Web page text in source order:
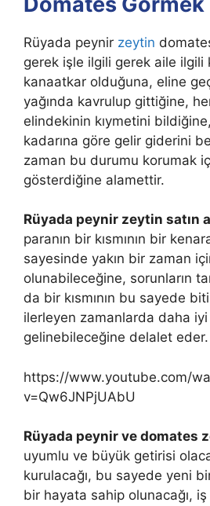
Rüyada peynir zeytin
gerek işle ilgili gerek aile ilgili
kanaatkar olduğuna, eline
yağında kavrulup gittiğine,
elindekinin kıymetini
kadarına göre gelir giderini
zaman bu durumu korumak
gösterdiğine alamettir.
Rüyada peynir zeytin satın
paranın bir kısmının bir
sayesinde yakın bir zaman
olunabileceğine, sorunların
da bir kısmının bu sayede
ilerleyen zamanlarda daha
gelinebileceğine delalet eder.
https://www.youtube.com/
v=Qw6JNPjUAbU
Rüyada peynir ve domates
uyumlu ve büyük getirisi
kurulacağı, bu sayede yeni
bir hayata sahip olunacağı,